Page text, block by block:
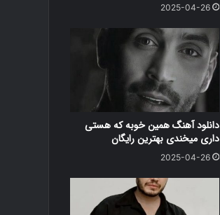
2025-04-26
دانلود آهنگ همین خوبه که هستی
داری میخندی بهترین رایگان
2025-04-26